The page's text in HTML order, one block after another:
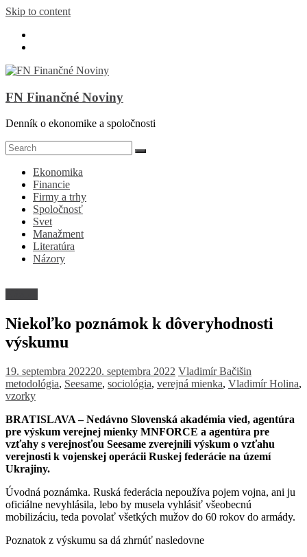
Skip to content
FN Finančné Noviny
Denník o ekonomike a spoločnosti
Ekonomika
Financie
Firmy a trhy
Spoločnosť
Svet
Manažment
Literatúra
Názory
Niekoľko poznámok k dôveryhodnosti
výskumu
19. septembra 202220. septembra 2022 Vladimír Bačišin
metodológia, Seesame, sociológia, verejná mienka, Vladimír Holina,
vzorky
BRATISLAVA – Nedávno Slovenská akadémia vied, agentúra
pre výskum verejnej mienky MNFORCE a agentúra pre
vzťahy s verejnosťou Seesame zverejnili výskum o vzťahu
verejnosti k vojenskej operácii Ruskej federácie na území
Ukrajiny.
Úvodná poznámka. Ruská federácia nepoužíva pojem vojna, ani ju
oficiálne nevyhlásila, lebo by musela vyhlásiť všeobecnú
mobilizáciu, teda povolať všetkých mužov do 60 rokov do armády.
Poznatok z výskumu sa dá zhrnúť nasledovne